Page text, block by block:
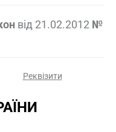
від 21.02.2012 №
Реквізити